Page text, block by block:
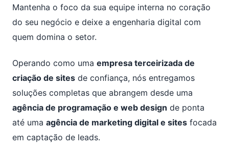
Mantenha o foco da sua equipe interna no coração
do seu negócio e deixe a engenharia digital com
quem domina o setor.
Operando como uma empresa terceirizada de
criação de sites de confiança, nós entregamos
soluções completas que abrangem desde uma
agência de programação e web design de ponta
até uma agência de marketing digital e sites focada
em captação de leads.